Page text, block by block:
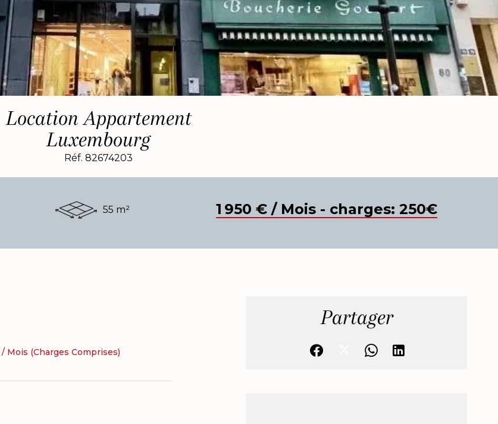
Location Appartement
Luxembourg
Réf. 82674203
55 m² 1 950 € / Mois - charges: 250€
Mois (Charges Comprises)
Partager